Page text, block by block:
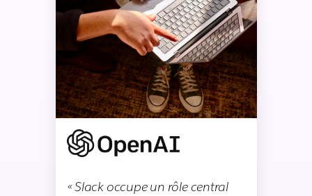
« Slack occupe un rôle central